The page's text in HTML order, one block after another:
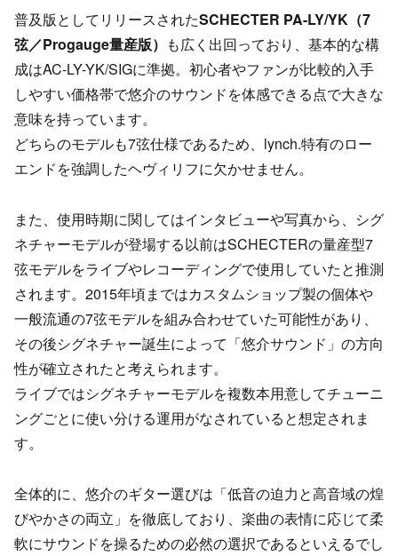
普及版としてリリースされたSCHECTER PA-LY/YK（7
弦／Progauge量産版） も広く出回っており、基本的な構
成はAC-LY-YK/SIGに準拠。初心者やファンが比較的入手
しやすい価格帯で悠介のサウンドを体感できる点で大きな
意味を持っています。
どちらのモデルも7弦仕様であるため、lynch.特有のロー
エンドを強調したヘヴィリフに欠かせません。
また、使用時期に関してはインタビューや写真から、シグ
ネチャーモデルが登場する以前はSCHECTERの量産型7
弦モデルをライブやレコーディングで使用していたと推測
されます。2015年頃まではカスタムショップ製の個体や
一般流通の7弦モデルを組み合わせていた可能性があり、
その後シグネチャー誕生によって「悠介サウンド」の方向
性が確立されたと考えられます。
ライブではシグネチャーモデルを複数本用意してチューニ
ングごとに使い分ける運用がなされていると想定されま
す。
全体的に、悠介のギター選びは「低音の迫力と高音域の煌
びやかさの両立」を徹底しており、楽曲の表情に応じて柔
軟にサウンドを操るための必然の選択であるといえるでし